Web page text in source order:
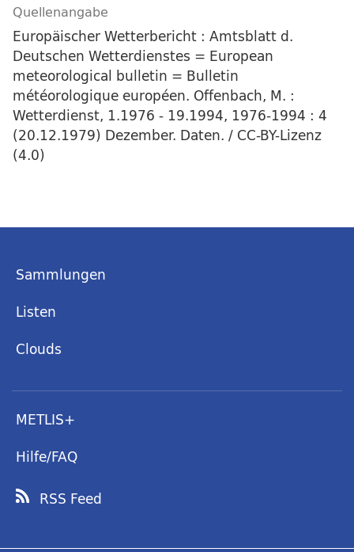
Quellenangabe
Europäischer Wetterbericht : Amtsblatt d.
Deutschen Wetterdienstes = European
meteorological bulletin = Bulletin
météorologique européen. Offenbach, M. :
Wetterdienst, 1.1976 - 19.1994, 1976-1994 : 4
(20.12.1979) Dezember. Daten. / CC-BY-Lizenz
(4.0)
Sammlungen
Listen
Clouds
METLIS+
Hilfe/FAQ
RSS Feed